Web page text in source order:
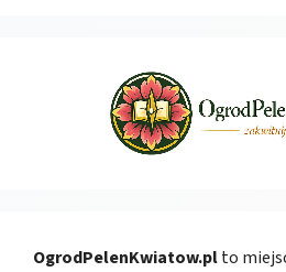
OgrodPelenKwiatow.plto